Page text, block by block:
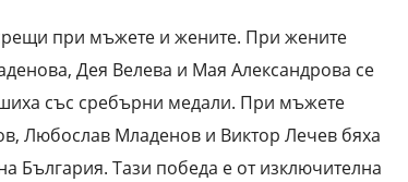
при мъжете и жените. При жените
Дея Велева и Мая Александрова се
със сребърни медали. При мъжете
Любослав Младенов и Виктор Лечев бяха
България. Тази победа е от изключителна